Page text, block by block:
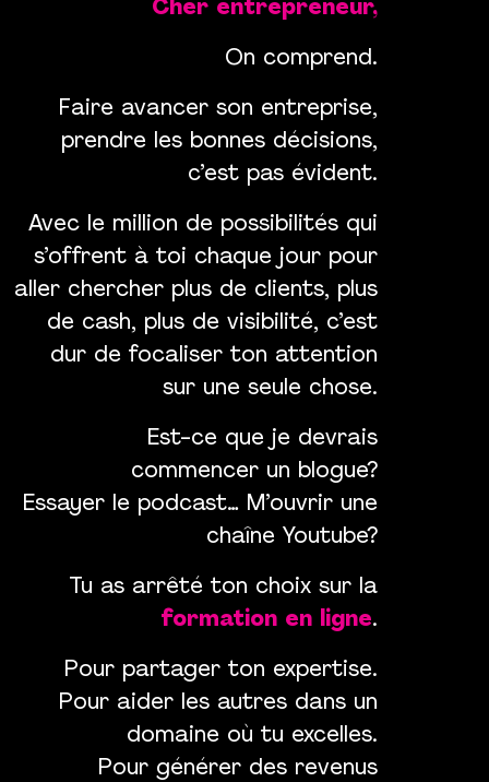
Cher entrepreneur,
On comprend.
Faire avancer son entreprise,
prendre les bonnes décisions,
c’est pas évident.
Avec le million de possibilités qui
s’offrent à toi chaque jour pour
aller chercher plus de clients, plus
de cash, plus de visibilité, c’est
dur de focaliser ton attention
sur une seule chose.
Est-ce que je devrais
commencer un blogue?
Essayer le podcast… M’ouvrir une
chaîne Youtube?
Tu as arrêté ton choix sur la
formation en ligne.
Pour partager ton expertise.
Pour aider les autres dans un
domaine où tu excelles.
Pour générer des revenus